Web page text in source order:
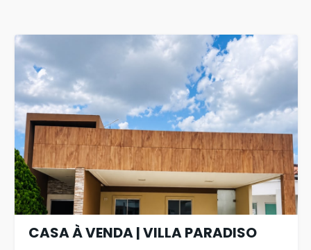
CASA À VENDA | VILLA PARADISO